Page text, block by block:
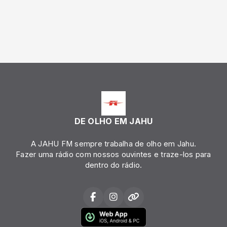
DE OLHO EM JAHU
A JAHU FM sempre trabalha de olho em Jahu.
Fazer uma rádio com nossos ouvintes e traze-los para
dentro do rádio.